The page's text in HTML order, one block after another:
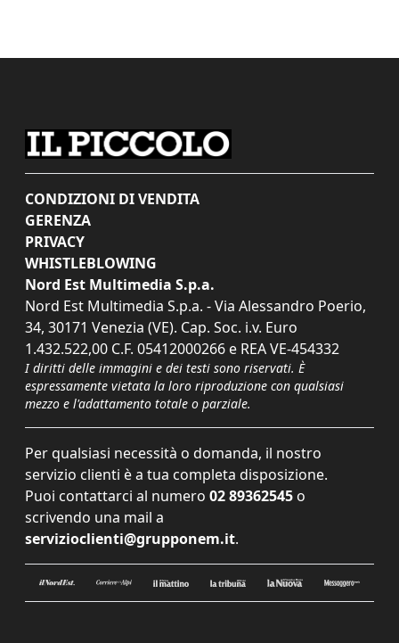
CONDIZIONI DI VENDITA
GERENZA
PRIVACY
WHISTLEBLOWING
Nord Est Multimedia S.p.a.
Nord Est Multimedia S.p.a. - Via Alessandro Poerio,
34, 30171 Venezia (VE). Cap. Soc. i.v. Euro
1.432.522,00 C.F. 05412000266 e REA VE-454332
I diritti delle immagini e dei testi sono riservati. È
espressamente vietata la loro riproduzione con qualsiasi
mezzo e l'adattamento totale o parziale.
Per qualsiasi necessità o domanda, il nostro
servizio clienti è a tua completa disposizione.
Puoi contattarci al numero 02 89362545 o
scrivendo una mail a
servizioclienti@grupponem.it.